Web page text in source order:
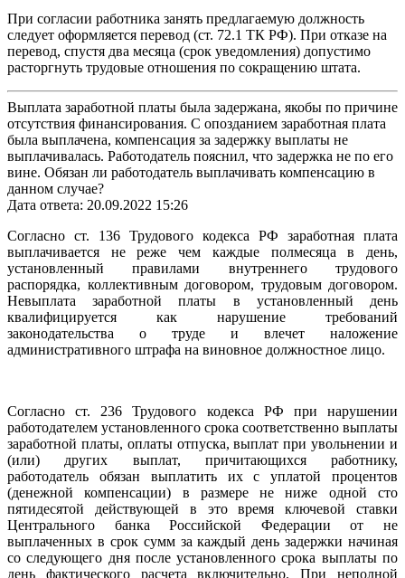
При согласии работника занять предлагаемую должность
следует оформляется перевод (ст. 72.1 ТК РФ). При отказе на
перевод, спустя два месяца (срок уведомления) допустимо
расторгнуть трудовые отношения по сокращению штата.
Выплата заработной платы была задержана, якобы по причине
отсутствия финансирования. С опозданием заработная плата
была выплачена, компенсация за задержку выплаты не
выплачивалась. Работодатель пояснил, что задержка не по его
вине. Обязан ли работодатель выплачивать компенсацию в
данном случае?
Дата ответа: 20.09.2022 15:26
Согласно ст. 136 Трудового кодекса РФ заработная плата
выплачивается не реже чем каждые полмесяца в день,
установленный правилами внутреннего трудового
распорядка, коллективным договором, трудовым договором.
Невыплата заработной платы в установленный день
квалифицируется как нарушение требований
законодательства о труде и влечет наложение
административного штрафа на виновное должностное лицо.
Согласно ст. 236 Трудового кодекса РФ при нарушении
работодателем установленного срока соответственно выплаты
заработной платы, оплаты отпуска, выплат при увольнении и
(или) других выплат, причитающихся работнику,
работодатель обязан выплатить их с уплатой процентов
(денежной компенсации) в размере не ниже одной сто
пятидесятой действующей в это время ключевой ставки
Центрального банка Российской Федерации от не
выплаченных в срок сумм за каждый день задержки начиная
со следующего дня после установленного срока выплаты по
день фактического расчета включительно. При неполной